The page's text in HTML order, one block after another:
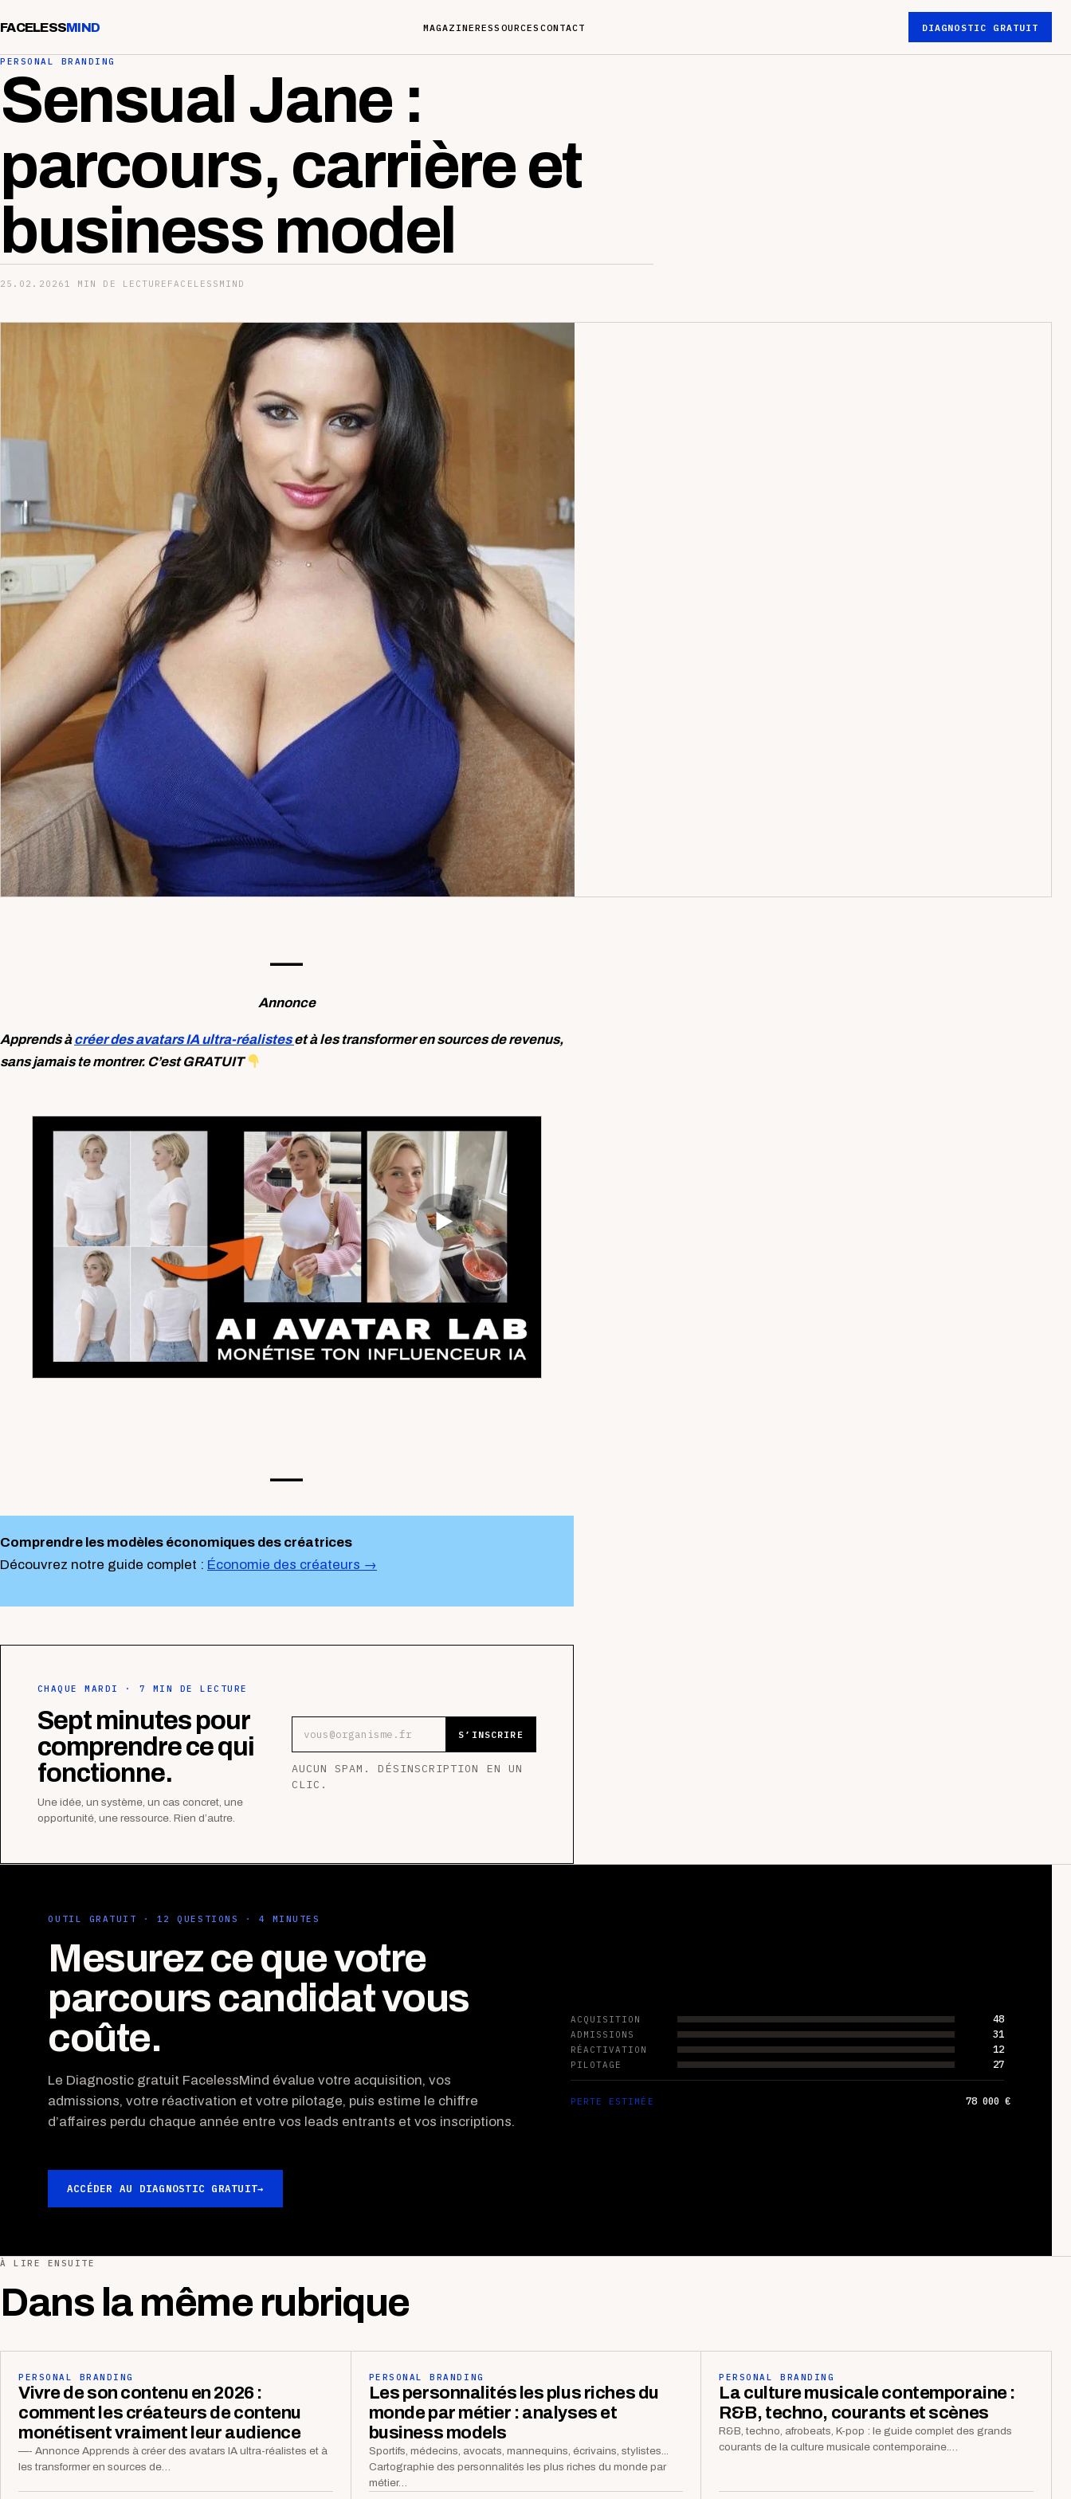
FACELESSMIND MAGAZINERESSOURCES CONTACT DIAGNOSTIC GRATUIT
PERSONAL BRANDING
Sensual Jane :
parcours, carrière et
business model
25.02.2026 1 MIN DE LECTURE FACELESSMIND
—-
Annonce
Apprends àcréer des avatars IA ultra-réalisteset à les transformer en sources de revenus,
sans jamais te montrer. C’est GRATUIT
—-
Comprendre les modèles économiques des créatrices
Découvrez notre guide complet : Économie des créateurs →
CHAQUE MARDI · 7 MIN DE LECTURE
Sept minutes pour
comprendre ce qui
fonctionne.
Une idée, un système, un cas concret, une
opportunité, une ressource. Rien d’autre.
Adresse e-mail
S’INSCRIRE
AUCUN SPAM. DÉSINSCRIPTION EN UN
CLIC.
OUTIL GRATUIT · 12 QUESTIONS · 4 MINUTES
Mesurez ce que votre
parcours candidat vous
coûte.
Le Diagnostic gratuit FacelessMind évalue votre acquisition, vos
admissions, votre réactivation et votre pilotage, puis estime le chiffre
d’affaires perdu chaque année entre vos leads entrants et vos inscriptions.
ACCÉDER AU DIAGNOSTIC GRATUIT→
ACQUISITION 48
ADMISSIONS 31
RÉACTIVATION 12
PILOTAGE 27
PERTE ESTIMÉE 78 000 €
À LIRE ENSUITE
Dans la même rubrique
PERSONAL BRANDING
Vivre de son contenu en 2026 :
comment les créateurs de contenu
monétisent vraiment leur audience
—- Annonce Apprends à créer des avatars IA ultra-réalistes et à
les transformer en sources de…
PERSONAL BRANDING
Les personnalités les plus riches du
monde par métier : analyses et
business models
Sportifs, médecins, avocats, mannequins, écrivains, stylistes...
Cartographie des personnalités les plus riches du monde par
métier…
PERSONAL BRANDING
La culture musicale contemporaine :
R&B, techno, courants et scènes
R&B, techno, afrobeats, K-pop : le guide complet des grands
courants de la culture musicale contemporaine.…